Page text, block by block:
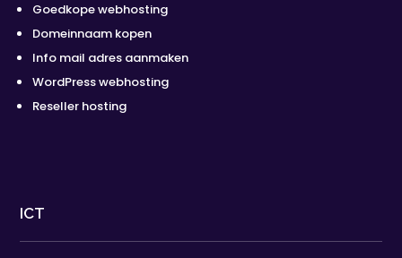
Goedkope webhosting
Domeinnaam kopen
Info mail adres aanmaken
WordPress webhosting
Reseller hosting
ICT